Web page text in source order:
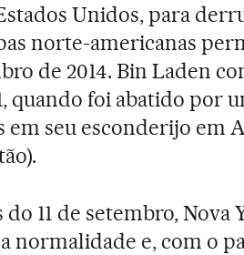
Unidos, para
norte-americanas
de 2014. Bin Laden
quando foi abatido por
em seu esconderijo em
do 11 de setembro,
normalidade e, com o